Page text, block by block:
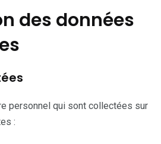
des données
personnel qui sont collectées sur
: